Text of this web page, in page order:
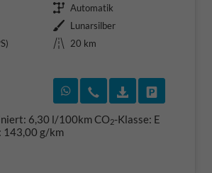
Getriebe Automatik
Außenfarbe Lunarsilber
Kilometerstand
20 km
Rückruf vereinbaren
Wir rufen Sie an
6,30 l/100kmCO2-Klasse: E
143,00 g/km